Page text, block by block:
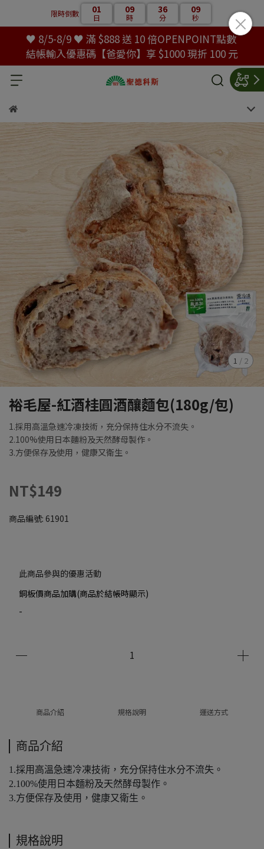
限時倒數 01
日
09
時
36
分
08
秒
♥ 8/5-8/9 ♥ 滿 $888 送 10 倍OPENPOINT點數
結帳輸入優惠碼【爸愛你】享 $1000 現折 100 元
1 / 2
裕毛屋-紅酒桂圓酒釀麵包(180g/包)
1.採用高溫急速冷凍技術，充分保持住水分不流失。
2.100%使用日本麵粉及天然酵母製作。
3.方便保存及使用，健康又衛生。
NT$149
商品編號: 61901
此商品參與的優惠活動
銅板價商品加購(商品於結帳時顯示)
-
商品介紹 規格說明 運送方式
商品介紹
1.採用高溫急速冷凍技術，充分保持住水分不流失。
2.100%使用日本麵粉及天然酵母製作。
3.方便保存及使用，健康又衛生。
規格說明